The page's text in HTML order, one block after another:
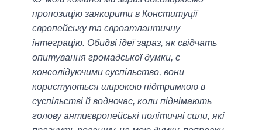
пропозицію заякорити в Конституції
європейську та євроатлантичну
інтеграцію. Обидві ідеї зараз, як свідчать
опитування громадської думки, є
консолідуючими суспільство, вони
користуються широкою підтримкою в
суспільстві й водночас, коли піднімають
голову антиєвропейські політичні сили, які